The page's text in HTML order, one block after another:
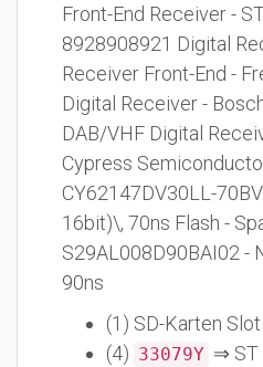
Front-End Receiver -
8928908921 Digital
Receiver Front-End -
Digital Receiver -
DAB/VHF Digital
Cypress
CY62147DV30LL-
16bit)\, 70ns Flash -
S29AL008D90BAI02 -
90ns
(1) SD-Karten Slot
(4) 33079Y ⇒ ST